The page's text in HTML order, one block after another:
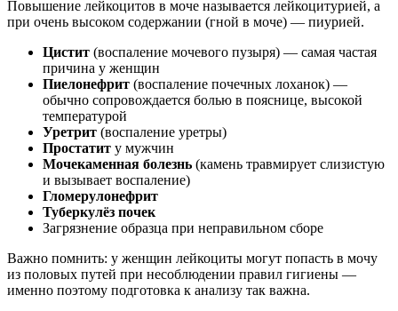
Повышение лейкоцитов в моче называется лейкоцитурией, а
при очень высоком содержании (гной в моче) — пиурией.
Цистит (воспаление мочевого пузыря) — самая частая
причина у женщин
Пиелонефрит (воспаление почечных лоханок) —
обычно сопровождается болью в пояснице, высокой
температурой
Уретрит (воспаление уретры)
Простатит у мужчин
Мочекаменная болезнь (камень травмирует слизистую
и вызывает воспаление)
Гломерулонефрит
Туберкулёз почек
Загрязнение образца при неправильном сборе
Важно помнить: у женщин лейкоциты могут попасть в мочу
из половых путей при несоблюдении правил гигиены —
именно поэтому подготовка к анализу так важна.